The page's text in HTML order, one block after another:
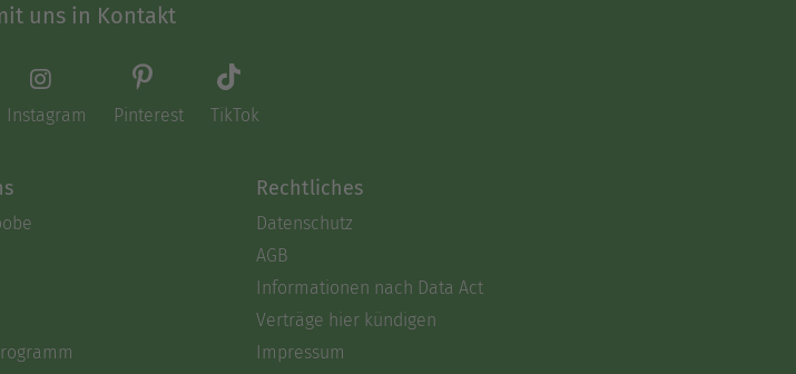
uns in Kontakt
Instagram Pinterest TikTok
Rechtliches
Datenschutz
AGB
Informationen nach Data Act
Verträge hier kündigen
Impressum